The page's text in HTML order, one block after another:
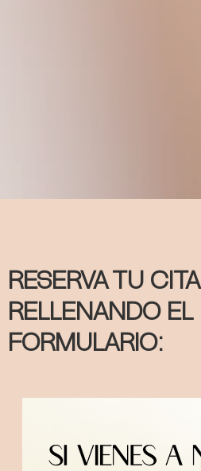
RESERVA TU CITA
RELLENANDO EL
FORMULARIO: